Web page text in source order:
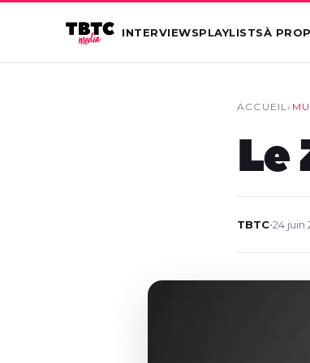
INTERVIEWSPLAYLISTSÀ
ACCUEIL›
Le
TBTC•24 juin